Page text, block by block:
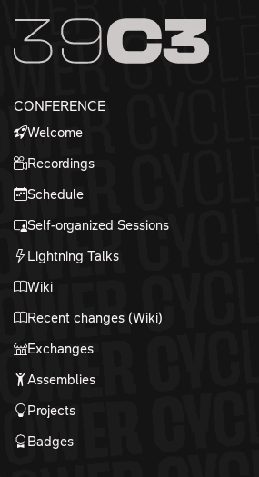
Zum Inhalt
Zum Footer
CONFERENCE
Welcome
Recordings
Schedule
Self-organized Sessions
Lightning Talks
Wiki
Recent changes (Wiki)
Exchanges
Assemblies
Projects
Badges